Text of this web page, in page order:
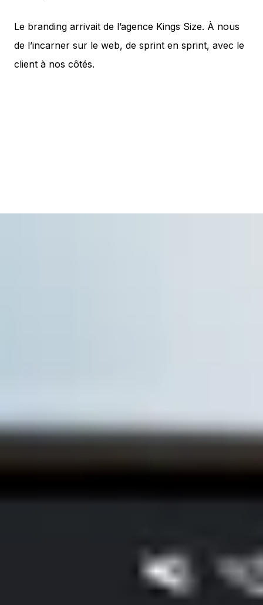
Le branding arrivait de l’agence Kings Size. À nous
de l’incarner sur le web, de sprint en sprint, avec le
client à nos côtés.